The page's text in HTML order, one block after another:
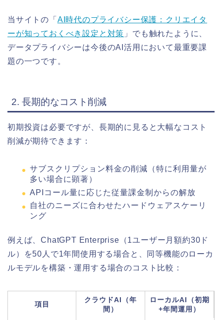
当サイトの「 AI時代のプライバシー保護：クリエイタ
ーが知っておくべき設定と対策 」でも触れたように、
データプライバシーは今後のAI活用において最重要課
題の一つです。
2. 長期的なコスト削減
初期投資は必要ですが、長期的に見ると大幅なコスト
削減が期待できます：
サブスクリプション料金の削減（特に利用量が
多い場合に顕著）
APIコール量に応じた従量課金制からの解放
自社のニーズに合わせたハードウェアスケーリ
ング
例えば、ChatGPT Enterprise（1ユーザー月額約30ド
ル）を50人で1年間使用する場合と、同等機能のローカ
ルモデルを構築・運用する場合のコスト比較：
項目
クラウドAI（年
間）
ローカルAI（初期
+年間運用）